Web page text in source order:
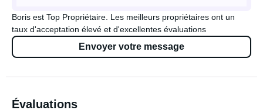
Boris est Top Propriétaire. Les meilleurs propriétaires ont un
taux d'acceptation élevé et d'excellentes évaluations
Envoyer votre message
Évaluations